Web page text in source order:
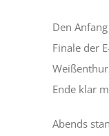
Den
Finale der
Ende klar
Abends